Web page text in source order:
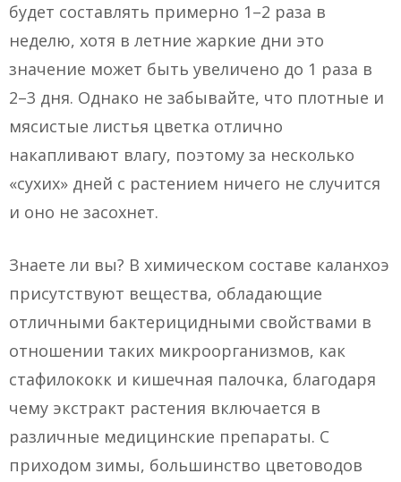
будет составлять примерно 1–2 раза в
неделю, хотя в летние жаркие дни это
значение может быть увеличено до 1 раза в
2–3 дня. Однако не забывайте, что плотные и
мясистые листья цветка отлично
накапливают влагу, поэтому за несколько
«сухих» дней с растением ничего не случится
и оно не засохнет.
Знаете ли вы? В химическом составе каланхоэ
присутствуют вещества, обладающие
отличными бактерицидными свойствами в
отношении таких микроорганизмов, как
стафилококк и кишечная палочка, благодаря
чему экстракт растения включается в
различные медицинские препараты. С
приходом зимы, большинство цветоводов